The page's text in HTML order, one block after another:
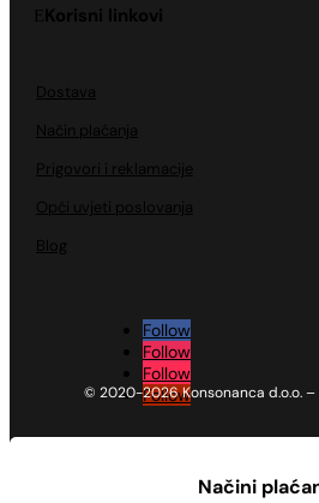
Korisni linkovi
Dostava
Način plaćanja
Prigovori i reklamacije
Opći uvjeti poslovanja
Blog
Follow
Follow
Follow
Follow
© 2020-2026 Konsonanca d.o.o. –
Načini